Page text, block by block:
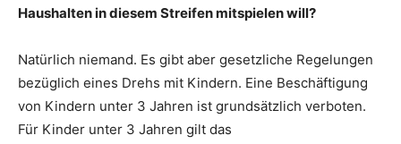
Haushalten in diesem Streifen mitspielen will?
Natürlich niemand. Es gibt aber gesetzliche Regelungen
bezüglich eines Drehs mit Kindern. Eine Beschäftigung
von Kindern unter 3 Jahren ist grundsätzlich verboten.
Für Kinder unter 3 Jahren gilt das